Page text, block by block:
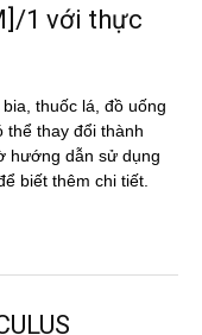
1 với thực
thuốc lá, đồ uống
thể thay đổi thành
hướng dẫn sử dụng
biết thêm chi tiết.